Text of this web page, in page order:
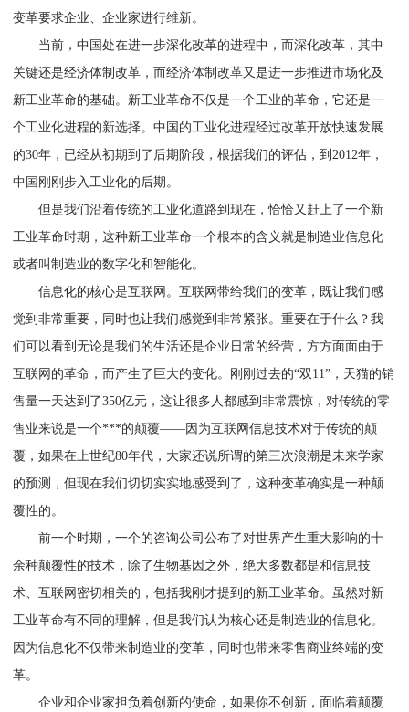
变革要求企业、企业家进行维新。
当前，中国处在进一步深化改革的进程中，而深化改革，其中
关键还是经济体制改革，而经济体制改革又是进一步推进市场化及
新工业革命的基础。新工业革命不仅是一个工业的革命，它还是一
个工业化进程的新选择。中国的工业化进程经过改革开放快速发展
的30年，已经从初期到了后期阶段，根据我们的评估，到2012年，
中国刚刚步入工业化的后期。
但是我们沿着传统的工业化道路到现在，恰恰又赶上了一个新
工业革命时期，这种新工业革命一个根本的含义就是制造业信息化
或者叫制造业的数字化和智能化。
信息化的核心是互联网。互联网带给我们的变革，既让我们感
觉到非常重要，同时也让我们感觉到非常紧张。重要在于什么？我
们可以看到无论是我们的生活还是企业日常的经营，方方面面由于
互联网的革命，而产生了巨大的变化。刚刚过去的“双11”，天猫的销
售量一天达到了350亿元，这让很多人都感到非常震惊，对传统的零
售业来说是一个***的颠覆——因为互联网信息技术对于传统的颠
覆，如果在上世纪80年代，大家还说所谓的第三次浪潮是未来学家
的预测，但现在我们切切实实地感受到了，这种变革确实是一种颠
覆性的。
前一个时期，一个的咨询公司公布了对世界产生重大影响的十
余种颠覆性的技术，除了生物基因之外，绝大多数都是和信息技
术、互联网密切相关的，包括我刚才提到的新工业革命。虽然对新
工业革命有不同的理解，但是我们认为核心还是制造业的信息化。
因为信息化不仅带来制造业的变革，同时也带来零售商业终端的变
革。
企业和企业家担负着创新的使命，如果你不创新，面临着颠覆